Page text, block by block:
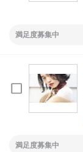
満足度募集中
満足度募集中